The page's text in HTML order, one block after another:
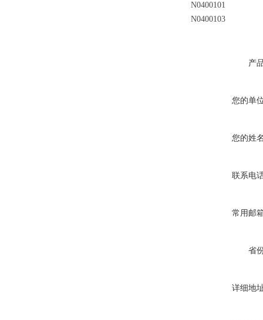
N0400101
N0400103
产
您的单
您的姓
联系电
常用邮
省
详细地